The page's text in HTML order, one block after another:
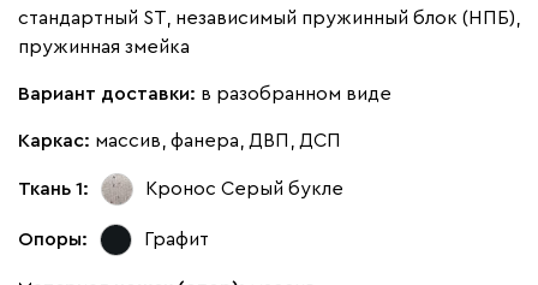
Бежевый Вишневый Голубой Графит
Кларинс
стандартный ST, независимый пружинный блок (НПБ),
пружинная змейка
Вариант доставки: в разобранном виде
Каркас: массив, фанера, ДВП, ДСП
Ткань 1: Кронос Серый букле
Опоры: Графит